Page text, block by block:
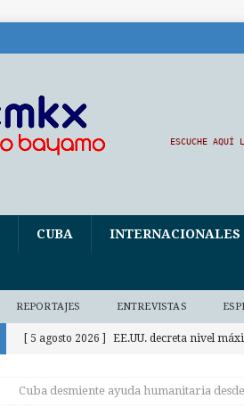
ESCUCHE AQUÍ
CUBA INTERNACIONALES
REPORTAJES ENTREVISTAS
[ 5 agosto 2026 ] EE.UU. decreta nivel
IV Asamblea Continental
Cuba desmiente ayuda humanitaria